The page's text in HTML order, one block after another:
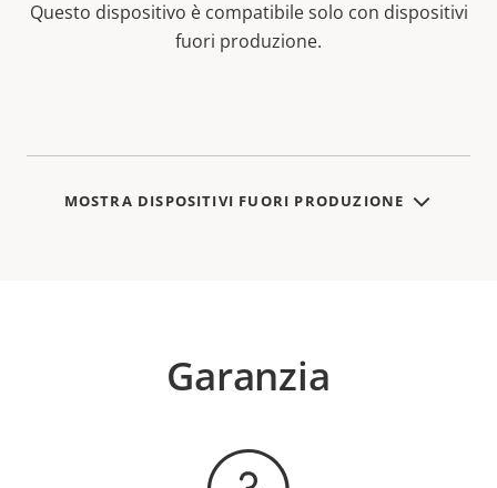
Questo dispositivo è compatibile solo con dispositivi
fuori produzione.
MOSTRA DISPOSITIVI FUORI PRODUZIONE
Garanzia